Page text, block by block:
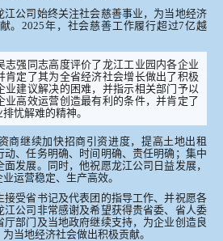
公司始终关注社会慈善事业，为当地经济
。2025年，社会慈善工作履行超过7亿越
志强同志高度评价了龙江工业园内各企业
肯定了其为全省经济社会增长做出了积极
业建议解决的困难，并指示相关部门予以
业高效运营创造最有利的条件，并肯定了
忧解难的精神。
商继续加快招商引资进度，提高土地出租
、任务明确、时间明确、责任明确；集中
发展。同时，他祝愿龙江公司日益发展，
运营稳定、生产高效。
受省书记及代表团的指导工作、并祝愿各
公司非常感谢及希望获得贵省委、省人委
部门及当地政府继续支持，为企业创造良
当地经济社会做出积极贡献。